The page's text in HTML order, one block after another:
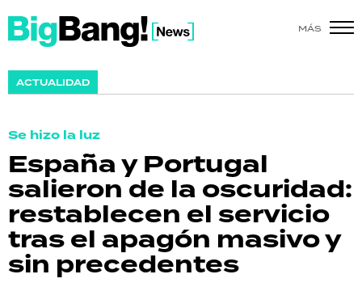
MÁS
ACTUALIDAD
Se hizo la luz
España y Portugal
salieron de la oscuridad:
restablecen el servicio
tras el apagón masivo y
sin precedentes
SHOW
ACTUALIDAD
POLICIALES
ECONOMÍA
GRAN HERMANO